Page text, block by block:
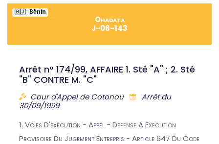
🇧🇯 Bénin
Ohadata
J-06-143
Arrêt n° 174/99, AFFAIRE 1. Sté "A" ; 2. Sté
"B" CONTRE M. "C"
Cour d'Appel de Cotonou
Arrêt du
30/09/1999
1. Voies D'execution - Appel - Defense A Execution
Provisoire Du Jugement Entrepris - Article 647 Du Code